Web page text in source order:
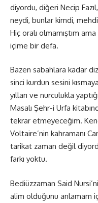
diyordu, diğeri Necip
neydi, bunlar kimdi,
Hiç oralı olmamıştım
içime bir defa.
Bazen sabahlara kadar
sinci kurdun sesini
yılları ve nurculukla
Masalı Şehr-i Urfa
tekrar etmeyeceğim.
Voltaire’nin kahramanı
tarikat zaman değil
farkı yoktu.
Bediüzzaman Said
alim olduğunu anlamam